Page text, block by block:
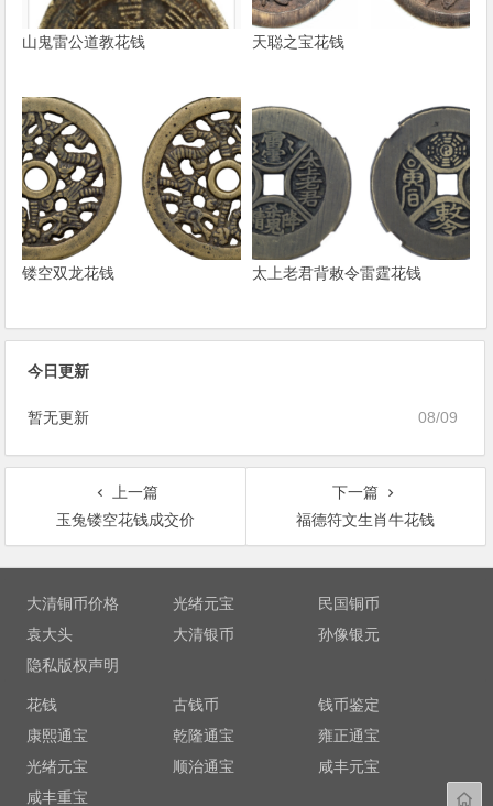
山鬼雷公道教花钱 天聪之宝花钱
镂空双龙花钱 太上老君背敕令雷霆花钱
今日更新
08/09
暂无更新
上一篇
玉兔镂空花钱成交价
下一篇
福德符文生肖牛花钱
文
大清铜币价格 光绪元宝
民国铜币
袁大头
大清银币
孙像银元
隐私版权声明
花钱 古钱币
钱币鉴定
康熙通宝
乾隆通宝
雍正通宝
光绪元宝
顺治通宝
咸丰元宝
咸丰重宝